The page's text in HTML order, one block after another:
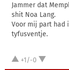
Jammer dat
shit Noa Lang.
Voor mij part had
tyfusventje.
+1/-0